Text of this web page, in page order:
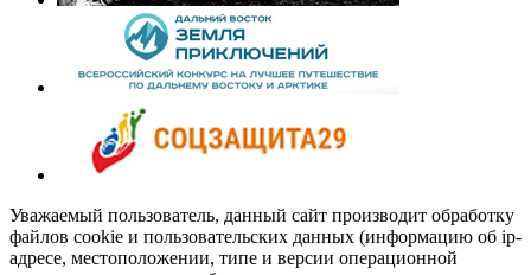
Уважаемый пользователь, данный сайт производит обработку
файлов cookie и пользовательских данных (информацию об ip-
адресе, местоположении, типе и версии операционной